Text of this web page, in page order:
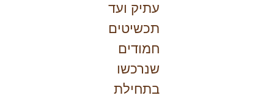
עתיק ועד
תכשיטים
חמודים
שנרכשו
בתחילת